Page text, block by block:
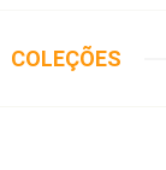
COLEÇÕES